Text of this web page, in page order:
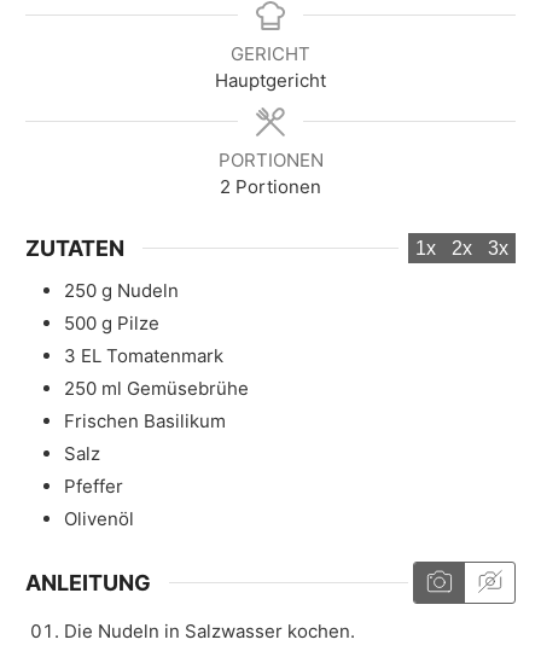
n
n
n
t
e
n
u
GERICHT
Hauptgericht
PORTIONEN
2 Portionen
ZUTATEN 1x 2x 3x
250 g Nudeln
500 g Pilze
3 EL Tomatenmark
250 ml Gemüsebrühe
Frischen Basilikum
Salz
Pfeffer
Olivenöl
ANLEITUNG
Die Nudeln in Salzwasser kochen.